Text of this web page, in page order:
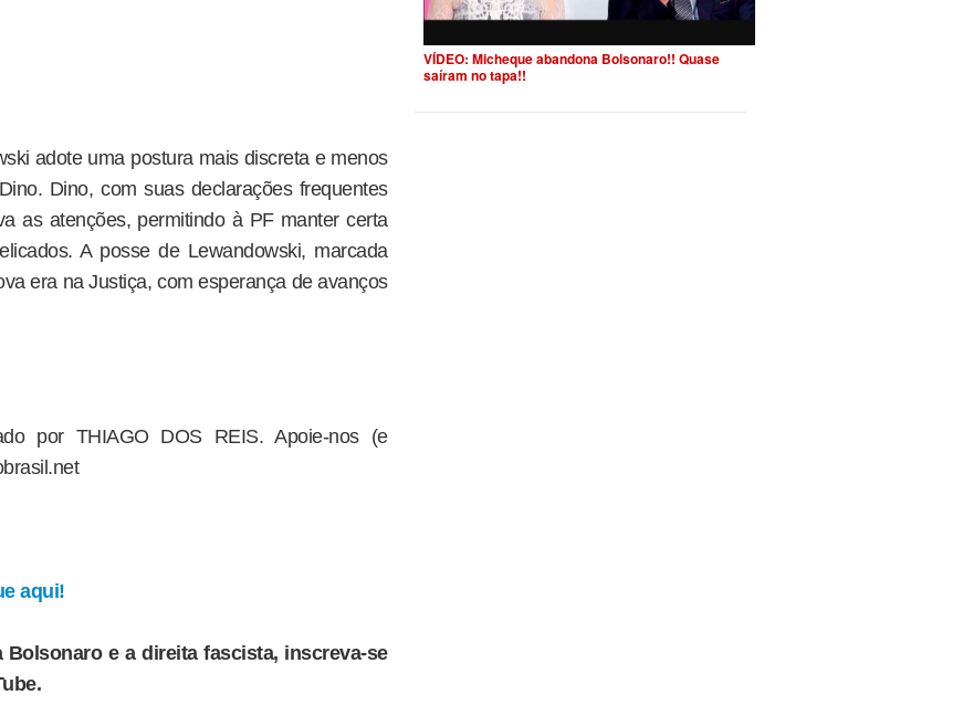
adote uma postura mais discreta e menos
Dino, com suas declarações frequentes
as atenções, permitindo à PF manter certa
A posse de Lewandowski, marcada
era na Justiça, com esperança de avanços
por THIAGO DOS REIS. Apoie-nos (e
aqui!
e a direita fascista, inscreva-se
VÍDEO: Micheque abandona Bolsonaro!! Quase
saíram no tapa!!